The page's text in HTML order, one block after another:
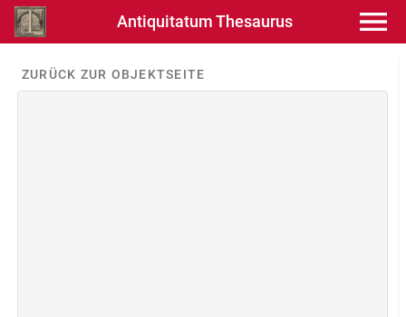
Antiquitatum Thesaurus
ZURÜCK ZUR OBJEKTSEITE